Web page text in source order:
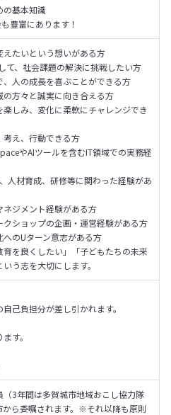
の基本知識
豊富にあります！
えたいという想いがある方
て、社会課題の解決に挑戦したい方
、人の成長を喜ぶことができる方
の方々と誠実に向き合える方
楽しみ、変化に柔軟にチャレンジでき
考え、行動できる方
やAIツールを含むIT領域での実務経
人材育成、研修等に関わった経験があ
ネジメント経験がある方
クショップの企画・運営経験がある方
へのUターン意志がある方
を良くしたい」「子どもたちの未来
う志を大切にします。
己負担分が差し引かれます。
す。
（3年間は多賀城市地域おこし協力隊
から委嘱されます。※それ以降も原則